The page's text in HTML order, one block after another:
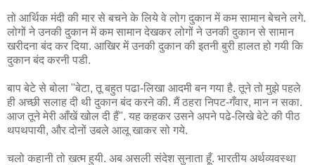
तो आर्थिक मंदी की मार से बचने के लिये वे लोग दुकान में कम सामान बेचने लगे.
लोगों ने उनकी दुकान में कम सामान देखकर लोगों ने उनकी दुकान से सामान
खरीदना बंद कर दिया. आखिर में उनकी दुकान की इतनी बुरी हालत हो गयी कि
दुकान बंद करनी पडी.
बाप बेटे से बोला "बेटा, तू बहुत पढा-लिखा आदमी बन गया है. तूने तो मुझे पहले
ही अच्छी सलाह दी थी दुकान बंद करने की. मैं ठहरा निपट-गँवार, मान न सका.
आज तूने मेरी आँखें खोल दी हैं". यह कहकर उसने अपने पढे-लिखे बेटे की पीठ
थपथपायी, और दोनों उबले आलू खाकर सो गये.
चलो कहानी तो खत्म हुयी. अब असली संदेश सुनाता हूँ. भारतीय अर्थव्यवस्था